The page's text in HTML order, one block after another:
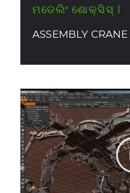
ମଡେଲିଂ ଶୋକ୍ସିସ୍ |
ASSEMBLY CRANE